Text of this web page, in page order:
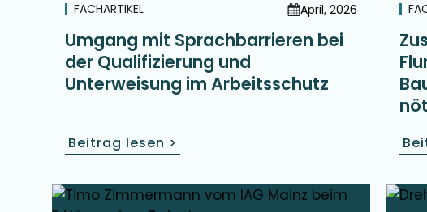
FACHARTIKEL April, 2026
Umgang mit Sprachbarrieren bei
der Qualifizierung und
Unterweisung im Arbeitsschutz
Beitrag lesen >